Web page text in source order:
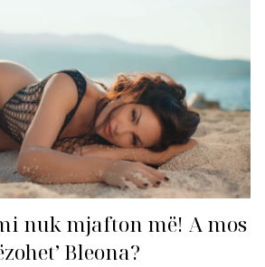
nuk mjafton më! A mos
Bleona?